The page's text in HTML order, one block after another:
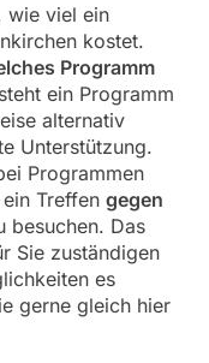
wie viel ein
kostet.
Programm
ein Programm
alternativ
Unterstützung.
Programmen
Treffen gegen
besuchen. Das
Sie zuständigen
es
gerne gleich hier